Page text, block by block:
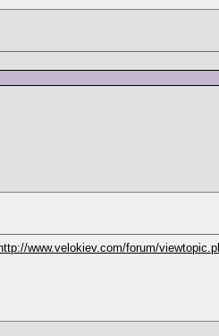
http://www.velokiev.com/forum/